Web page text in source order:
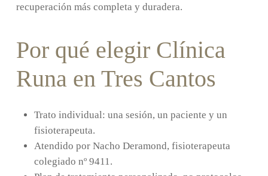
recuperación más completa y duradera.
Por qué elegir Clínica
Runa en Tres Cantos
Trato individual: una sesión, un paciente y un
fisioterapeuta.
Atendido por Nacho Deramond, fisioterapeuta
colegiado nº 9411.